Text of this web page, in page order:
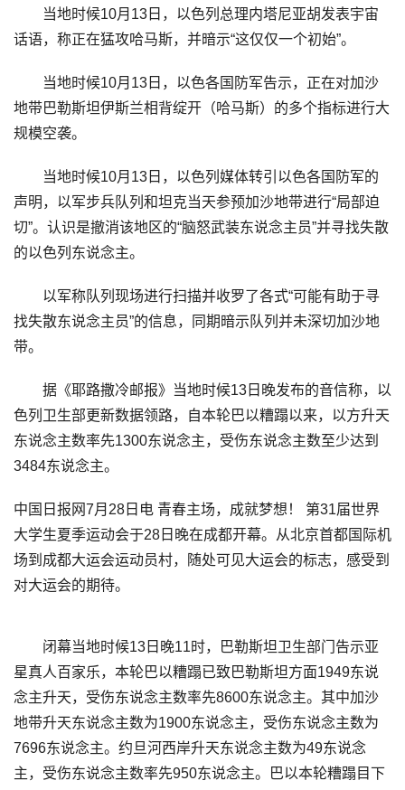
当地时候10月13日，以色列总理内塔尼亚胡发表宇宙
话语，称正在猛攻哈马斯，并暗示“这仅仅一个初始”。
当地时候10月13日，以色各国防军告示，正在对加沙
地带巴勒斯坦伊斯兰相背绽开（哈马斯）的多个指标进行大
规模空袭。
当地时候10月13日，以色列媒体转引以色各国防军的
声明，以军步兵队列和坦克当天参预加沙地带进行“局部迫
切”。认识是撤消该地区的“脑怒武装东说念主员”并寻找失散
的以色列东说念主。
以军称队列现场进行扫描并收罗了各式“可能有助于寻
找失散东说念主员”的信息，同期暗示队列并未深切加沙地
带。
据《耶路撒冷邮报》当地时候13日晚发布的音信称，以
色列卫生部更新数据领路，自本轮巴以糟蹋以来，以方升天
东说念主数率先1300东说念主，受伤东说念主数至少达到
3484东说念主。
中国日报网7月28日电 青春主场，成就梦想！ 第31届世界
大学生夏季运动会于28日晚在成都开幕。从北京首都国际机
场到成都大运会运动员村，随处可见大运会的标志，感受到
对大运会的期待。
闭幕当地时候13日晚11时，巴勒斯坦卫生部门告示亚
星真人百家乐，本轮巴以糟蹋已致巴勒斯坦方面1949东说
念主升天，受伤东说念主数率先8600东说念主。其中加沙
地带升天东说念主数为1900东说念主，受伤东说念主数为
7696东说念主。约旦河西岸升天东说念主数为49东说念
主，受伤东说念主数率先950东说念主。巴以本轮糟蹋目下